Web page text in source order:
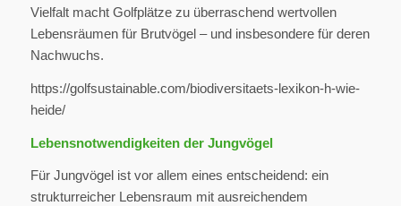
Vielfalt macht Golfplätze zu überraschend wertvollen
Lebensräumen für Brutvögel – und insbesondere für deren
Nachwuchs.
https://golfsustainable.com/biodiversitaets-lexikon-h-wie-
heide/
Lebensnotwendigkeiten der Jungvögel
Für Jungvögel ist vor allem eines entscheidend: ein
strukturreicher Lebensraum mit ausreichendem